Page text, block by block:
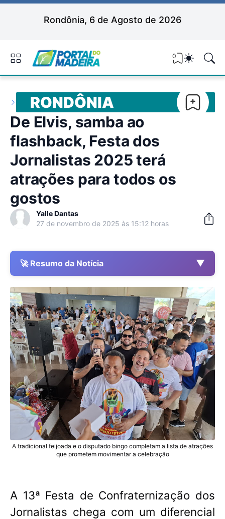
Rondônia, 6 de Agosto de 2026
0
RONDÔNIA
De Elvis, samba ao
flashback, Festa dos
Jornalistas 2025 terá
atrações para todos os
gostos
Yalle Dantas
27 de novembro de 2025 às 15:12 horas
🚀 Resumo da Notícia ▼
A tradicional feijoada e o disputado bingo completam a lista de atrações
que prometem movimentar a celebração
A 13ª Festa de Confraternização dos
Jornalistas chega com um diferencial